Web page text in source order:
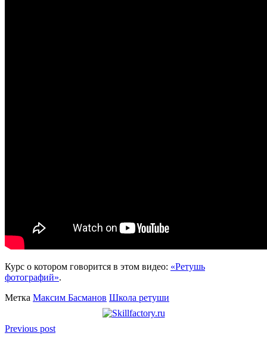
Курс о котором говорится в этом видео: «Ретушь
фотографий».
Метка Максим Басманов Школа ретуши
Previous post